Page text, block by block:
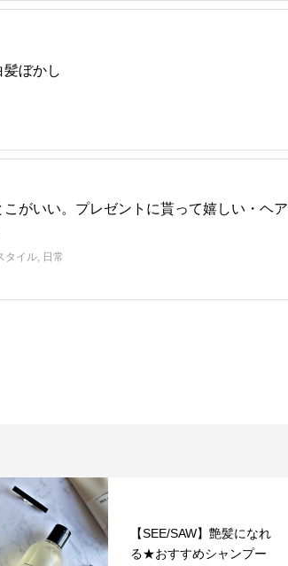
髪ぼかし
こがいい。プレゼントに貰って嬉しい・ヘア
タイル, 日常
【SEE/SAW】艶髪になれ
る★おすすめシャンプー